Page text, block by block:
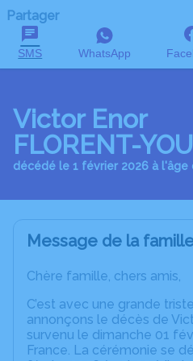
Partager
SMS WhatsApp
Victor Enor
FLORENT-YOU
décédé le 1 février 2026 à l'âge
Message de la
Chère famille, chers amis,
C’est avec une grande
annonçons le décès de
survenu le dimanche 01
France. La cérémonie se